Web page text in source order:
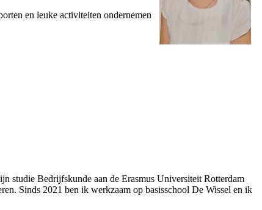
en leuke activiteiten ondernemen
studie Bedrijfskunde aan de Erasmus Universiteit Rotterdam
Sinds 2021 ben ik werkzaam op basisschool De Wissel en ik